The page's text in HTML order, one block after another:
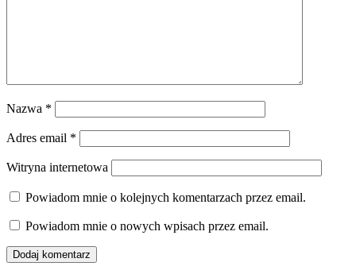
Nazwa *
Adres email *
Witryna internetowa
Powiadom mnie o kolejnych komentarzach przez email.
Powiadom mnie o nowych wpisach przez email.